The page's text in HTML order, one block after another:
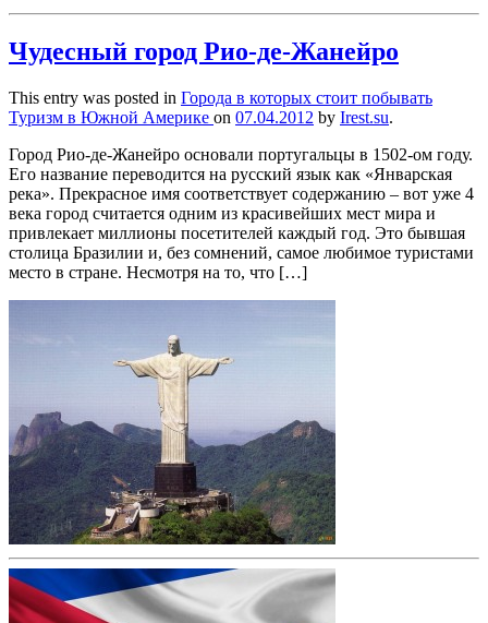
Чудесный город Рио-де-Жанейро
This entry was posted in Города в которых стоит побывать
Туризм в Южной Америке on 07.04.2012 by Irest.su.
Город Рио-де-Жанейро основали португальцы в 1502-ом году.
Его название переводится на русский язык как «Январская
река». Прекрасное имя соответствует содержанию – вот уже 4
века город считается одним из красивейших мест мира и
привлекает миллионы посетителей каждый год. Это бывшая
столица Бразилии и, без сомнений, самое любимое туристами
место в стране. Несмотря на то, что […]